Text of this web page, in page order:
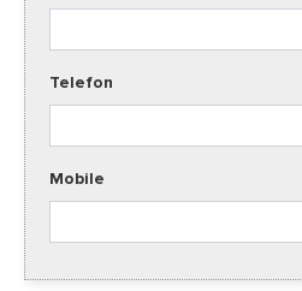
Telefon
Mobile